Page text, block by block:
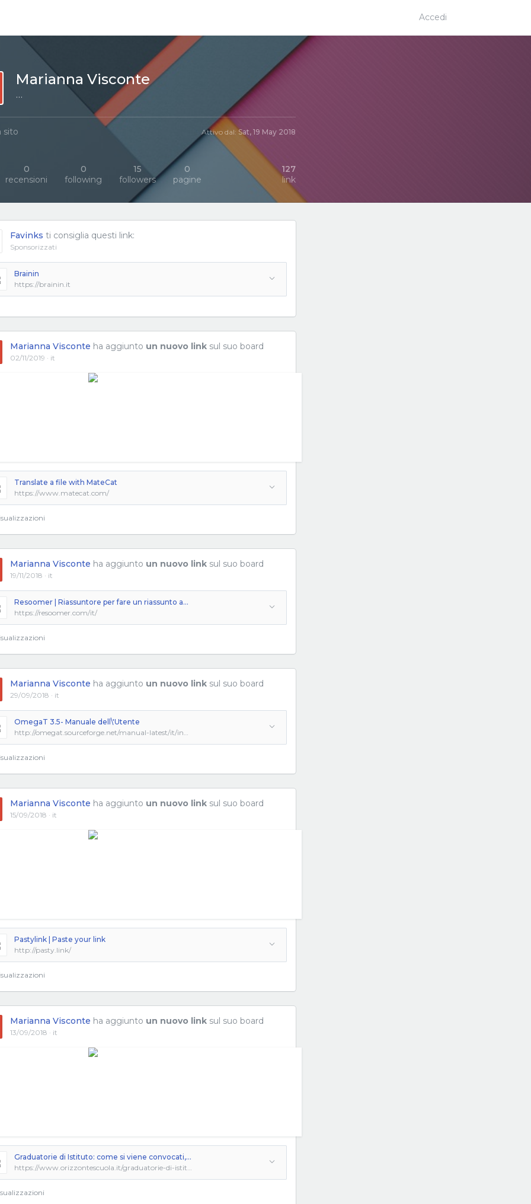
Accedi
Marianna Visconte
···
sito Attivo dal:Sat, 19 May 2018
0
recensioni
0
following
15
followers
0
pagine
127
link
Favinks ti consiglia questi link:
Sponsorizzati
Brainin
https://brainin.it
Marianna Visconte ha aggiunto un nuovo link sul suo board
02/11/2019 · it
Translate a file with MateCat
https://www.matecat.com/
Marianna Visconte ha aggiunto un nuovo link sul suo board
19/11/2018 · it
Resoomer | Riassuntore per fare un riassunto automatico di testo online
https://resoomer.com/it/
Marianna Visconte ha aggiunto un nuovo link sul suo board
29/09/2018 · it
OmegaT 3.5- Manuale dell\'Utente
http://omegat.sourceforge.net/manual-latest/it/index.html
Marianna Visconte ha aggiunto un nuovo link sul suo board
15/09/2018 · it
Pastylink | Paste your link
http://pasty.link/
Marianna Visconte ha aggiunto un nuovo link sul suo board
13/09/2018 · it
Graduatorie di Istituto: come si viene convocati, accettazione o rinuncia supplenza
https://www.orizzontescuola.it/graduatorie-di-istituto-tipologie-supplenze-modalita-convocazione-accettazione/